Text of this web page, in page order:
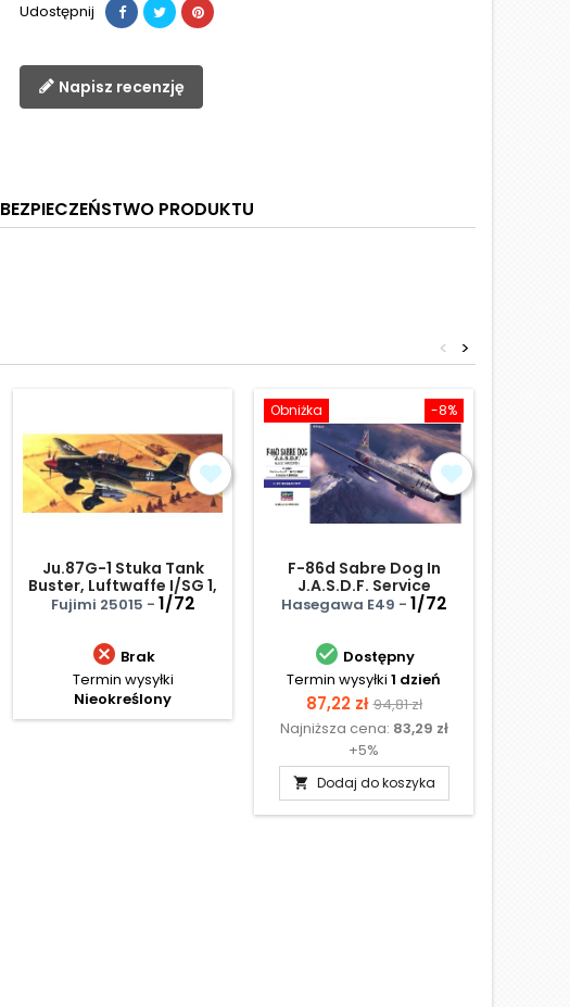
Udostępnij
Napisz recenzję
BEZPIECZEŃSTWO PRODUKTU
>
<
Ju.87G-1 Stuka Tank
Buster, Luftwaffe I/SG 1,
Tank F.Exp. Unit
Fujimi 25015 - 1/72
 Brak
Termin wysyłki
Nieokreślony
-8%
Obniżka
F-86d Sabre Dog In
J.A.S.D.F. Service
Hasegawa E49 - 1/72
 Dostępny
Termin wysyłki 1 dzień
Cena
87,22 zł Cena
podstawowa
94,81 zł
Najniższa cena: 83,29 zł
+5%
 Dodaj do koszyka